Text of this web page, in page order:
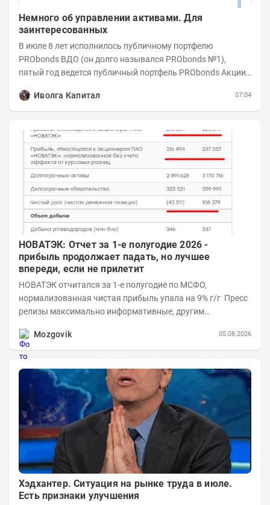
Немного об управлении активами. Для
заинтересованных
В июле 8 лет исполнилось публичному портфелю
PRObonds ВДО (он долго назывался PRObonds №1),
пятый год ведется публичный портфель PRObonds Акции /
Иволга Капитал
07:04
НОВАТЭК: Отчет за 1-е полугодие 2026 -
прибыль продолжает падать, но лучшее
впереди, если не прилетит
НОВАТЭК отчитался за 1-е полугодие по МСФО,
нормализованная чистая прибыль упала на 9% г/г Пресс
релизы максимально информативные, другим
Mozgovik
05.08.2026
Хэдхантер. Ситуация на рынке труда в июле.
Есть признаки улучшения